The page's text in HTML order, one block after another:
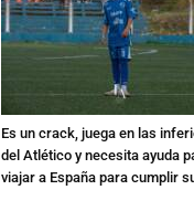
Es un crack, juega en las
del Atlético y necesita ayuda
viajar a España para cumplir